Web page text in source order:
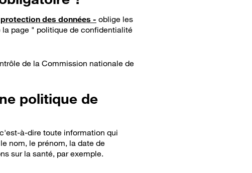
des données - oblige les
page " politique de confidentialité
de la Commission nationale de
politique de
à-dire toute information qui
nom, le prénom, la date de
sur la santé, par exemple.